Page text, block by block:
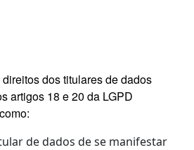
dos titulares de dados
artigos 18 e 20 da LGPD
de dados de se manifestar